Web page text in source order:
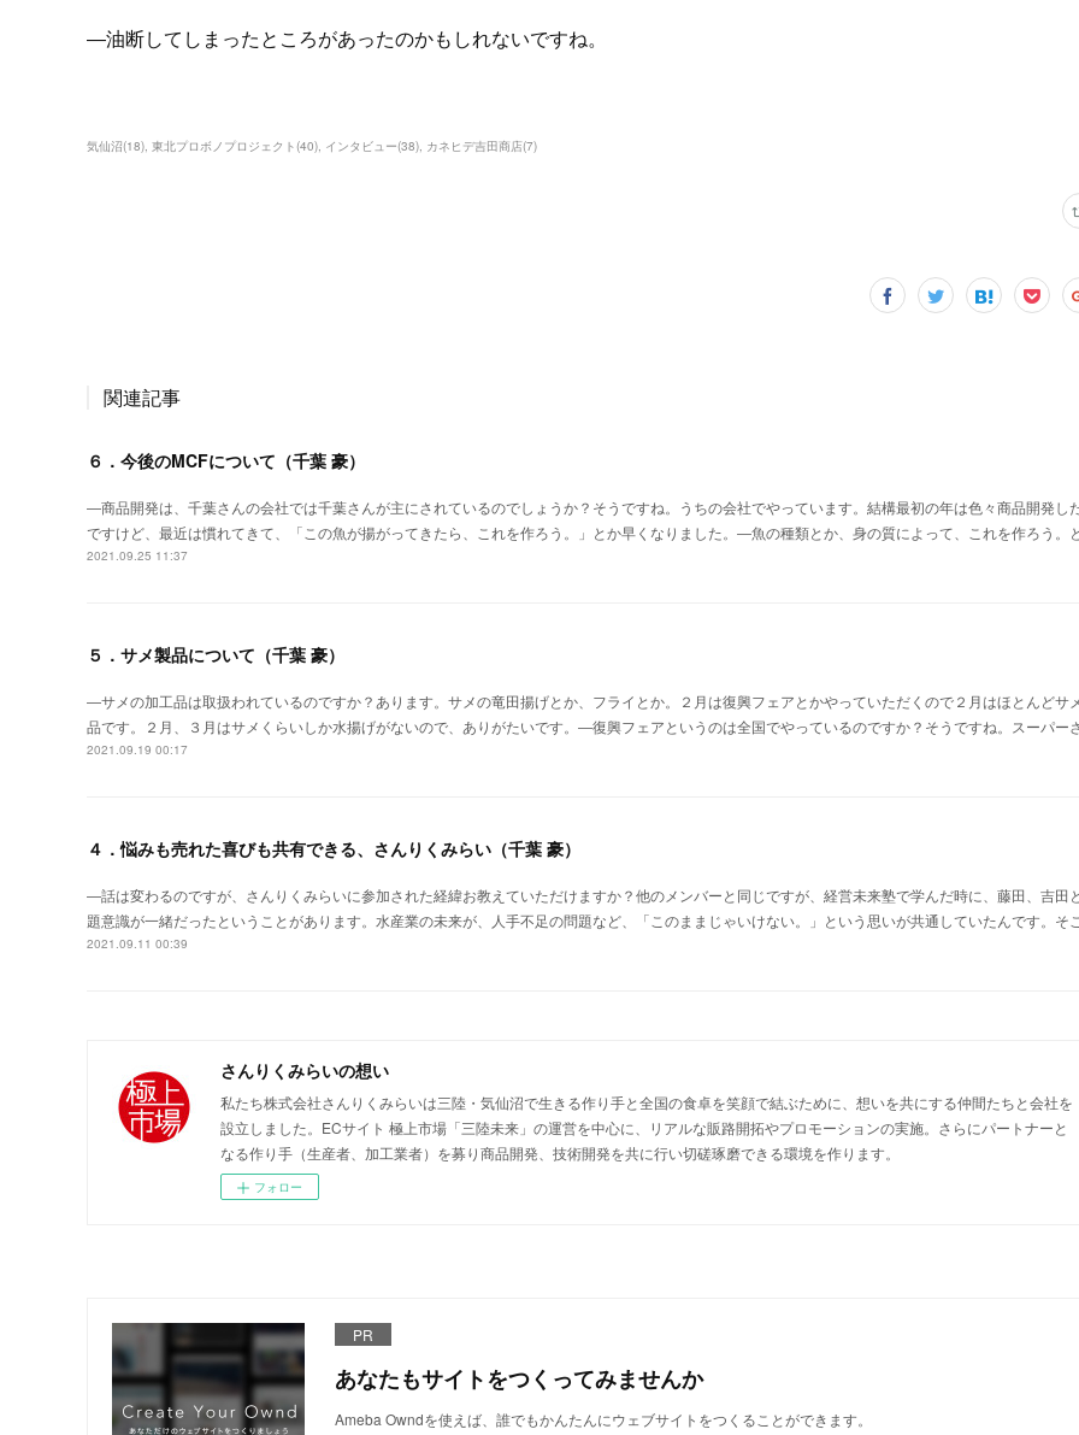
―油断してしまったところがあったのかもしれないですね。
気仙沼(18) 東北プロボノプロジェクト(40) インタビュー(38) カネヒデ吉田商店(7)
関連記事
６．今後のMCFについて（千葉 豪）
―商品開発は、千葉さんの会社では千葉さんが主にされているのでしょうか？そうですね。うちの会社でやっています。結構最初の年は色々商品開発し
ですけど、最近は慣れてきて、「この魚が揚がってきたら、これを作ろう。」とか早くなりました。―魚の種類とか、身の質によって、これを作ろう。
2021.09.25 11:37
５．サメ製品について（千葉 豪）
―サメの加工品は取扱われているのですか？あります。サメの竜田揚げとか、フライとか。２月は復興フェアとかやっていただくので２月はほとんどサ
品です。２月、３月はサメくらいしか水揚げがないので、ありがたいです。―復興フェアというのは全国でやっているのですか？そうですね。スーパー
2021.09.19 00:17
４．悩みも売れた喜びも共有できる、さんりくみらい（千葉 豪）
―話は変わるのですが、さんりくみらいに参加された経緯お教えていただけますか？他のメンバーと同じですが、経営未来塾で学んだ時に、藤田、吉田
題意識が一緒だったということがあります。水産業の未来が、人手不足の問題など、「このままじゃいけない。」という思いが共通していたんです。
2021.09.11 00:39
さんりくみらいの想い
私たち株式会社さんりくみらいは三陸・気仙沼で生きる作り手と全国の食卓を笑顔で結ぶために、想いを共にする仲間たちと会社を
設立しました。ECサイト 極上市場「三陸未来」の運営を中心に、リアルな販路開拓やプロモーションの実施。さらにパートナーと
なる作り手（生産者、加工業者）を募り商品開発、技術開発を共に行い切磋琢磨できる環境を作ります。
フォロー
PR
あなたもサイトをつくってみませんか
Ameba Owndを使えば、誰でもかんたんにウェブサイトをつくることができます。